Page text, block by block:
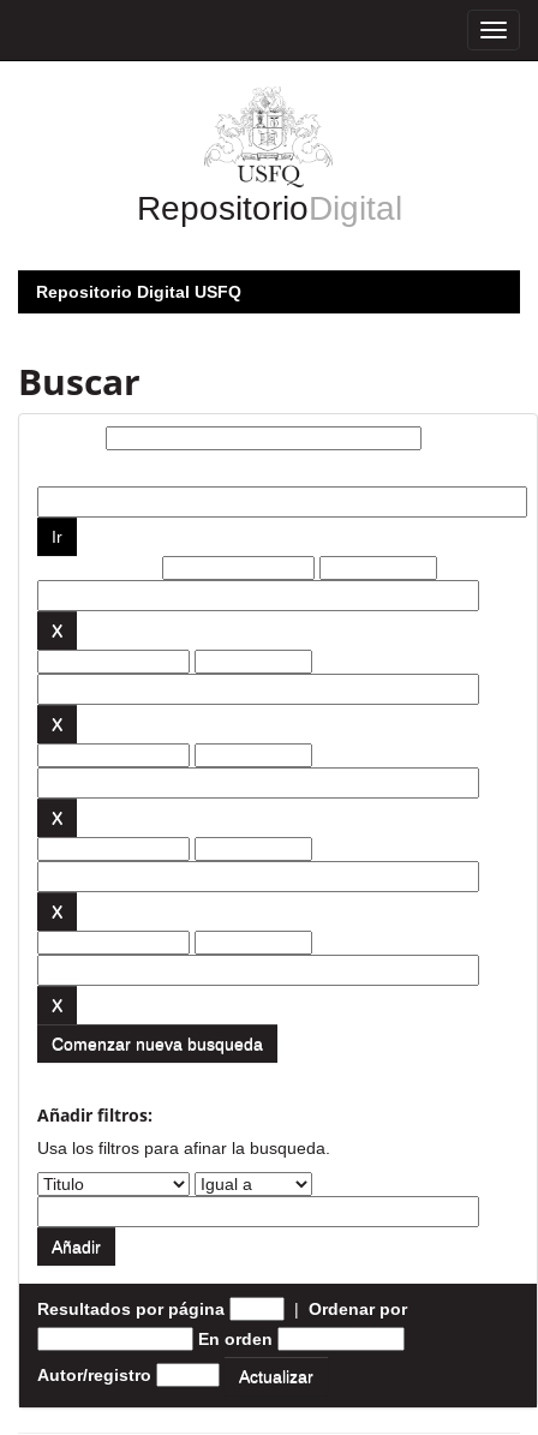
RepositorioDigital
Repositorio Digital USFQ
Buscar
Comenzar nueva busqueda
Añadir filtros:
Usa los filtros para afinar la busqueda.
Resultados por página | Ordenar por
En orden
Autor/registro